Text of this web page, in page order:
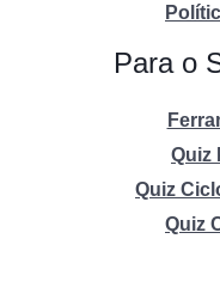
Para o
Quiz
Quiz
Quiz